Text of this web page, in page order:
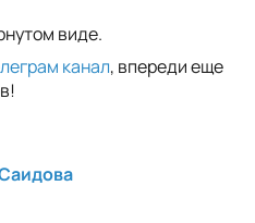
виде.
канал, впереди еще